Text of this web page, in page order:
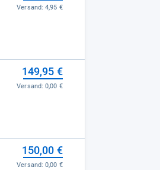
Versand:4,95 €
149,95 €
Versand:0,00 €
150,00 €
Versand:0,00 €